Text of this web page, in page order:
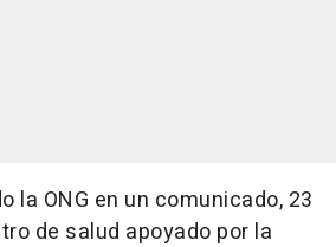
la ONG en un comunicado, 23
de salud apoyado por la